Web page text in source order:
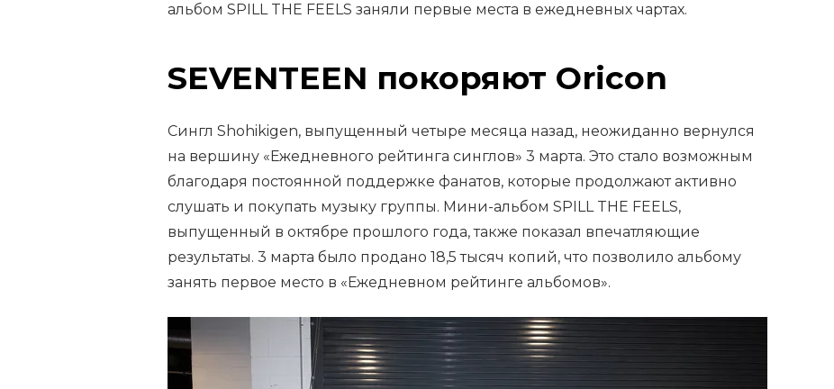
альбом SPILL THE FEELS заняли первые места в ежедневных чартах.
SEVENTEEN покоряют Oricon
Сингл Shohikigen, выпущенный четыре месяца назад, неожиданно вернулся
на вершину «Ежедневного рейтинга синглов» 3 марта. Это стало возможным
благодаря постоянной поддержке фанатов, которые продолжают активно
слушать и покупать музыку группы. Мини-альбом SPILL THE FEELS,
выпущенный в октябре прошлого года, также показал впечатляющие
результаты. 3 марта было продано 18,5 тысяч копий, что позволило альбому
занять первое место в «Ежедневном рейтинге альбомов».